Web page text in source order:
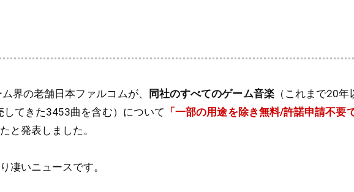
界の老舗日本ファルコムが、 同社のすべてのゲーム音楽（これまで20年
してきた3453曲を含む）について 「一部の用途を除き無料/許諾申請不要
と発表しました。
凄いニュースです。